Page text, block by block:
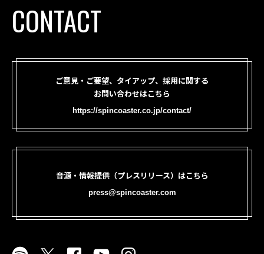
CONTACT
ご意見・ご要望、タイアップ、採用に関する
お問い合わせはこちら
https://spincoaster.co.jp/contact/
音源・情報提供（プレスリリース）はこちら
press@spincoaster.com